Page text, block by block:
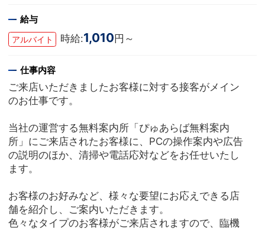
給与
アルバイト 時給:1,010 円～
仕事内容
ご来店いただきましたお客様に対する接客がメイン
のお仕事です。
当社の運営する無料案内所「ぴゅあらば無料案内
所」にご来店されたお客様に、PCの操作案内や広告
の説明のほか、清掃や電話応対などをお任せいたし
ます。
お客様のお好みなど、様々な要望にお応えできる店
舗を紹介し、ご案内いただきます。
色々なタイプのお客様がご来店されますので、臨機